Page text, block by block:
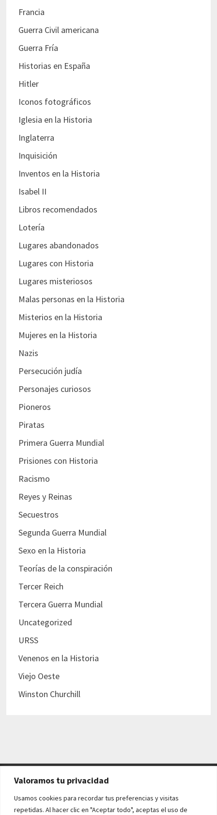
Valoramos tu privacidad
Usamos cookies para recordar tus preferencias y visitas
repetidas. Al hacer clic en "Aceptar todo", aceptas el uso de
Francia
Guerra Civil americana
Guerra Fría
Historias en España
Hitler
Iconos fotográficos
Iglesia en la Historia
Inglaterra
Inquisición
Inventos en la Historia
Isabel II
Libros recomendados
Lotería
Lugares abandonados
Lugares con Historia
Lugares misteriosos
Malas personas en la Historia
Misterios en la Historia
Mujeres en la Historia
Nazis
Persecución judía
Personajes curiosos
Pioneros
Piratas
Primera Guerra Mundial
Prisiones con Historia
Racismo
Reyes y Reinas
Secuestros
Segunda Guerra Mundial
Sexo en la Historia
Teorías de la conspiración
Tercer Reich
Tercera Guerra Mundial
Uncategorized
URSS
Venenos en la Historia
Viejo Oeste
Winston Churchill
AVISO LEGAL Y POLÍTICAS